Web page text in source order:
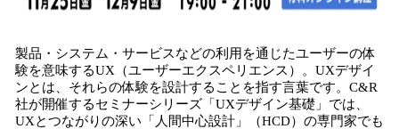
製品・システム・サービスなどの利用を通じたユーザーの体
験を意味するUX（ユーザーエクスペリエンス）。UXデザイ
ンとは、それらの体験を設計することを指す言葉です。C&R
社が開催するセミナーシリーズ「UXデザイン基礎」では、
UXとつながりの深い「人間中心設計」（HCD）の専門家でも